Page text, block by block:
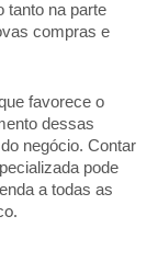
tanto na parte
compras e
favorece o
dessas
negócio. Contar
pode
a todas as
o.